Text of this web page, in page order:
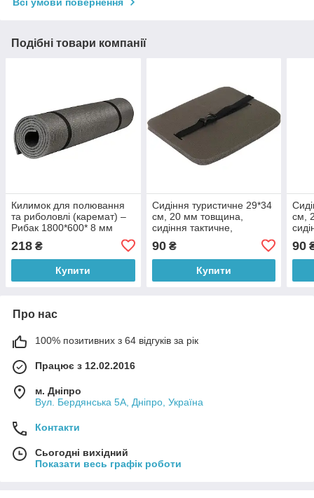
Подібні товари компанії
Килимок для полювання
та риболовлі (каремат) –
Рибак 1800*600* 8 мм
218 ₴
Купити
Сидіння туристичне 29*34
см, 20 мм товщина,
сидіння тактичне,
90₴
Купити
см,
90
Про нас
100% позитивних з 64 відгуків за рік
Працює з 12.02.2016
м. Дніпро
Вул. Бердянська 5А, Дніпро, Україна
Контакти
Сьогодні вихідний
Показати весь графік роботи